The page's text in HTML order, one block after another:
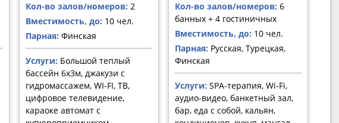
Кол-во залов/номеров: 2
Вместимость, до: 10 чел.
Парная: Финская
Услуги: Большой теплый
бассейн 6х3м, джакузи с
гидромассажем, WI-FI, ТВ,
цифровое телевидение,
караоке автомат с
Кол-во залов/номеров: 6
банных + 4 гостиничных
Вместимость, до: 10 чел.
Парная: Русская, Турецкая,
Финская
Услуги: SPA-терапия, Wi-Fi,
аудио-видео, банкетный зал,
бар, еда с собой, кальян,